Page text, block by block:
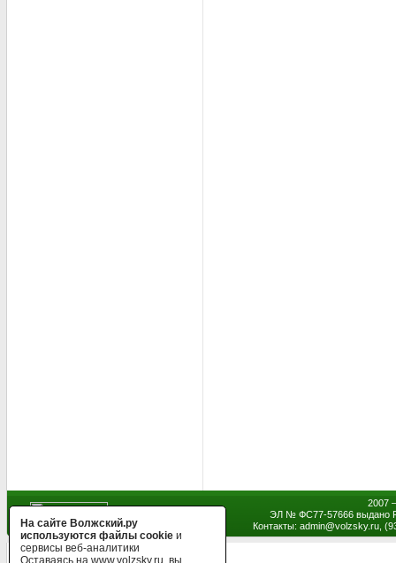
2007
ЭЛ № ФС77-57666 выдано
Контакты: admin@volzsky.ru,
На сайте Волжский.ру
используются файлы cookie и
сервисы веб-аналитики
Оставаясь на www.volzsky.ru, вы